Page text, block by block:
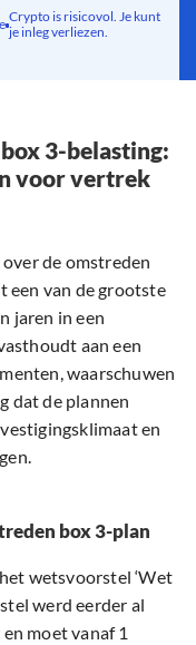
Crypto is risicovol. Je kunt
je inleg verliezen.
3-belasting:
voor vertrek
de omstreden
een van de grootste
jaren in een
aan een
waarschuwen
dat de plannen
en
box 3-plan
wetsvoorstel ‘Wet
werd eerder al
moet vanaf 1